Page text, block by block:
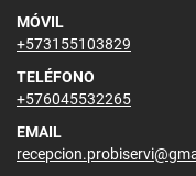
MÓVIL
+573155103829
TELÉFONO
+576045532265
EMAIL